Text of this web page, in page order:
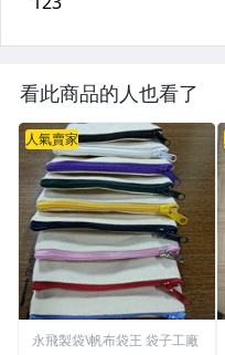
看此商品的人也看了
人氣賣家
永飛製袋\帆布袋王 袋子工廠